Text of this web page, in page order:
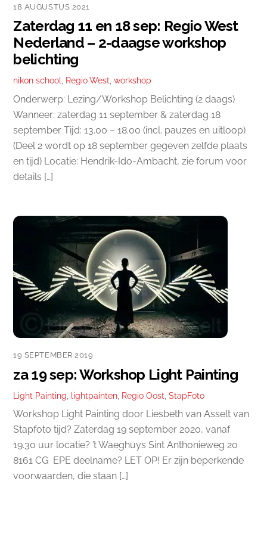
18 AUGUSTUS 2021
Zaterdag 11 en 18 sep: Regio West
Nederland – 2-daagse workshop
belichting
nikon school, Regio West,workshop
Onderwerp: Lezing/Workshop Belichting (2 daags)
Wanneer: zaterdag 11 september & zaterdag 18
september Tijd: 13.00 – 18.00 (incl. pauzes en uitloop)
(Deel 2 wordt op 18 september gegeven zelfde plaats
en tijd) Locatie: Hendrik-Ido-Ambacht, zie forum voor
details […]
19 SEPTEMBER 2019
za 19 sep: Workshop Light Painting
Light Painting lightpainten Regio Oost ,StapFoto
Workshop Light Painting door Liesbeth van Asselt van
Stapfoto tijd? Zaterdag 19 september 2020, vanaf
19.30 uur locatie? ’t Waeghuys Sint Anthonieweg 20
8161 CG EPE deelname? LET OP! Er zijn beperkende
voorwaarden, die staan […]